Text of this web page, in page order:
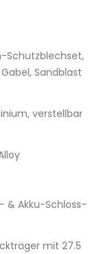
Schutzblechset,
Sandblast
verstellbar
& Akku-Schloss-
mit 27.5